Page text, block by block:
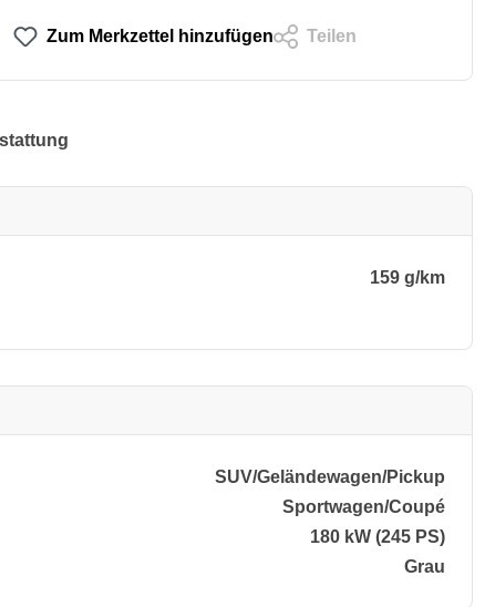
Zum Merkzettel hinzufügen Teilen
159 g/km
SUV/​Geländewagen/​Pickup
Sportwagen/​Coupé
180 kW (245 PS)
Grau